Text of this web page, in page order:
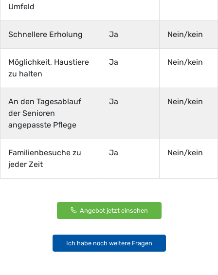
Umfeld
Schnellere Erholung Ja Nein/kein
Möglichkeit, Haustiere
zu halten
Ja Nein/kein
An den Tagesablauf
der Senioren
angepasste Pflege
Ja Nein/kein
Familienbesuche zu
jeder Zeit
Ja Nein/kein
Angebot jetzt einsehen
Ich habe noch weitere Fragen